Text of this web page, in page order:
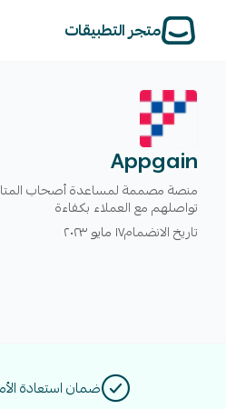
متجر التطبيقات
Appgain
منصة مصممة لمساعدة أصحاب المتاجر
تواصلهم مع العملاء بكفاءة
تاريخ الانضمام١٧ مايو ٢٠٢٣
ضمان استعادة